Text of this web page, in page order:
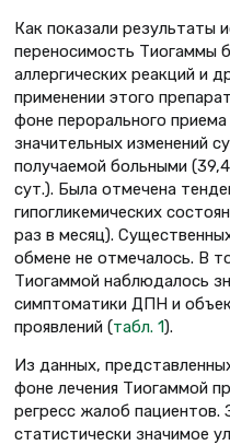
Как показали результаты
переносимость Тиогаммы
аллергических реакций и
применении этого
фоне перорального
значительных изменений
получаемой больными
сут.). Была отмечена
гипогликемических
раз в месяц).
обмене не отмечалось. В
Тиогаммой наблюдалось
симптоматики ДПН и
проявлений (табл. 1).
Из данных,
фоне лечения Тиогаммой
регресс жалоб пациентов.
статистически значимое